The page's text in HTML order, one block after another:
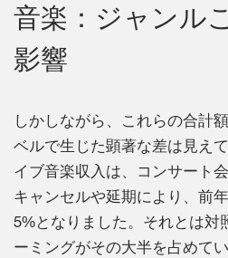
音楽：ジャンル
影響
しかしながら、これらの合計
ベルで生じた顕著な差は見え
イブ音楽収入は、コンサート
キャンセルや延期により、前
5%となりました。それとは対
ーミングがその大半を占めて